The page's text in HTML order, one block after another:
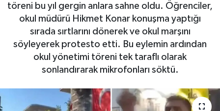
töreni bu yıl gergin anlara sahne oldu. Öğrenciler,
okul müdürü Hikmet Konar konuşma yaptığı
sırada sırtlarını dönerek ve okul marşını
söyleyerek protesto etti. Bu eylemin ardından
okul yönetimi töreni tek taraflı olarak
sonlandırarak mikrofonları söktü.
LOJİSTİK
MAGAZİN
OTO DETAY
Son Dakika Haberleri
Haber Arşivi